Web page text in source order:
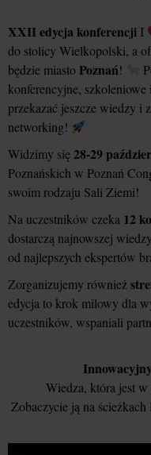
XXII edycja konferencji I
do stolicy Wielkopolski, a
będzie miasto Poznań!
konferencyjne,
przekazać jeszcze wiedzy i
networking!
Widzimy się28-29
Poznańskich w Poznań
swoim rodzaju Sali Ziemi!
Na uczestników czeka 12
dostarczą najnowszej
od najlepszych ekspertów
Zorganizujemy również
edycja to krok milowy dla
uczestników, wspaniali
Wiedza, która jest
Zobaczycie ją na ścieżkach